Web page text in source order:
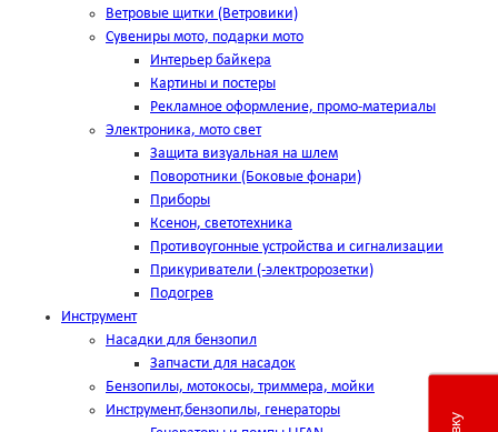
Ветровые щитки (Ветровики)
Сувениры мото, подарки мото
Интерьер байкера
Картины и постеры
Рекламное оформление, промо-материалы
Электроника, мото свет
Защита визуальная на шлем
Поворотники (Боковые фонари)
Приборы
Ксенон, светотехника
Противоугонные устройства и сигнализации
Прикуриватели (-электророзетки)
Подогрев
Инструмент
Насадки для бензопил
Запчасти для насадок
Бензопилы, мотокосы, триммера, мойки
Инструмент,бензопилы, генераторы